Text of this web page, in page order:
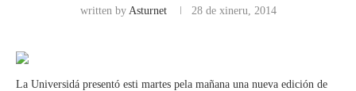
written by Asturnet 28 de xineru, 2014
La Universidá presentó esti martes pela mañana una nueva edición de